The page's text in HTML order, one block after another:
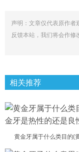
声明：文章仅代表原作
反馈本站，我们将会作修
相关推荐
黄金牙属于什么类目的(